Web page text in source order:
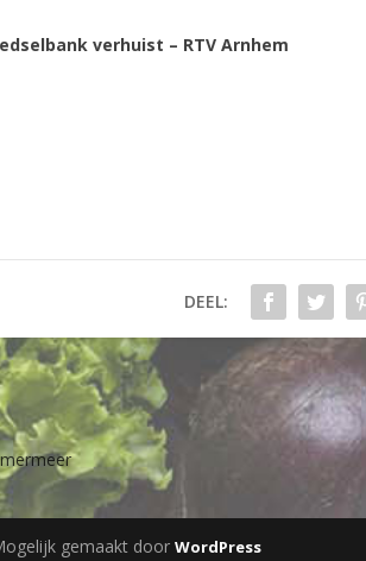
verhuist – RTV Arnhem
DEEL:
gemaakt door WordPress